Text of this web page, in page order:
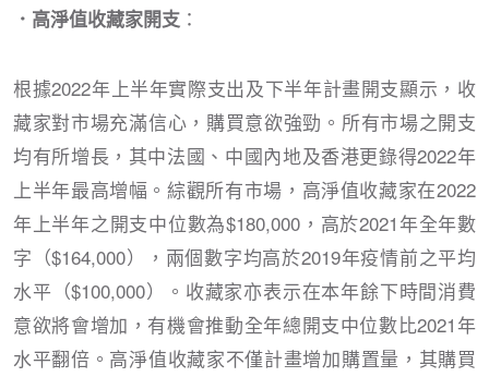
．高淨值收藏家開支 ：
根據2022年上半年實際支出及下半年計畫開支顯示，收
藏家對市場充滿信心，購買意欲強勁。所有市場之開支
均有所增長，其中法國、中國內地及香港更錄得2022年
上半年最高增幅。綜觀所有市場，高淨值收藏家在2022
年上半年之開支中位數為$180,000，高於2021年全年數
字（$164,000），兩個數字均高於2019年疫情前之平均
水平（$100,000）。收藏家亦表示在本年餘下時間消費
意欲將會增加，有機會推動全年總開支中位數比2021年
水平翻倍。高淨值收藏家不僅計畫增加購置量，其購買